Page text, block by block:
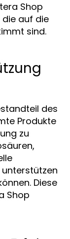
Shop
die auf die
sind.
des
Produkte
zu
Diese
Shop